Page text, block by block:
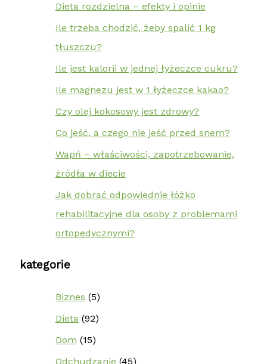
Dieta rozdzielna – efekty i opinie
Ile trzeba chodzić, żeby spalić 1 kg
tłuszczu?
Ile jest kalorii w jednej łyżeczce cukru?
Ile magnezu jest w 1 łyżeczce kakao?
Czy olej kokosowy jest zdrowy?
Co jeść, a czego nie jeść przed snem?
Wapń – właściwości, zapotrzebowanie,
źródła w diecie
Jak dobrać odpowiednie łóżko
rehabilitacyjne dla osoby z problemami
ortopedycznymi?
kategorie
Biznes (5)
Dieta(92)
Dom (15)
Odchudzanie (45)